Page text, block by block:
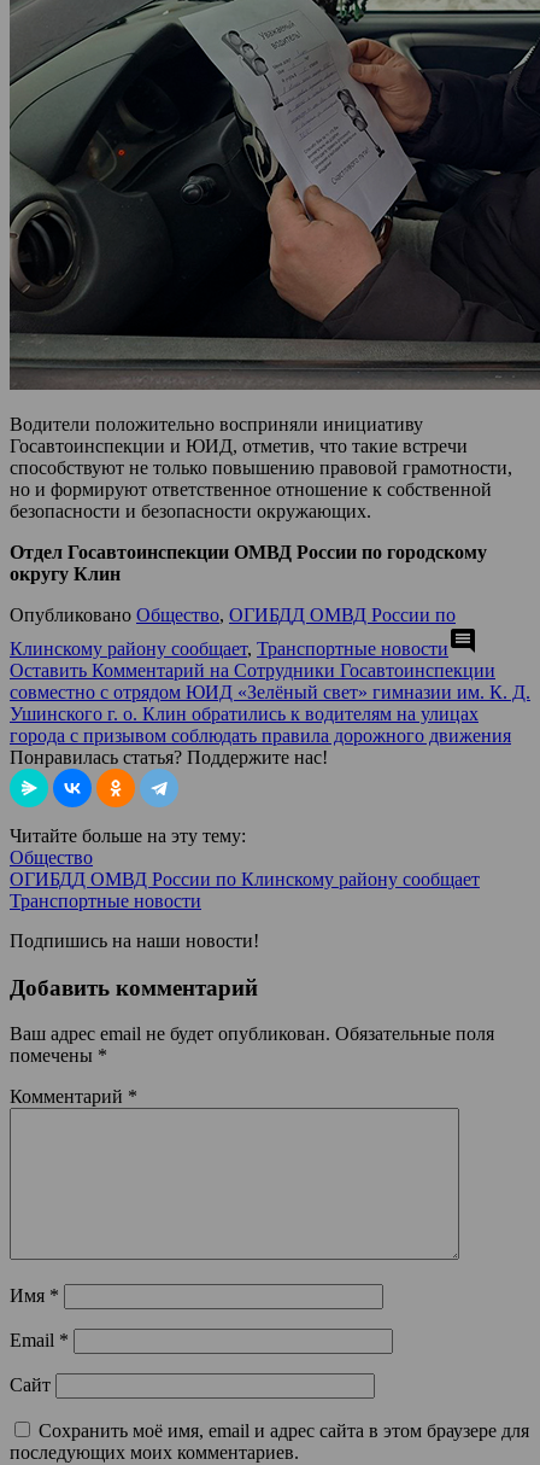
Водители положительно восприняли инициативу
Госавтоинспекции и ЮИД, отметив, что такие встречи
способствуют не только повышению правовой грамотности,
но и формируют ответственное отношение к собственной
безопасности и безопасности окружающих.
Отдел Госавтоинспекции ОМВД России по городскому
округу Клин
Опубликовано Общество, ОГИБДД ОМВД России по
Клинскому району сообщает, Транспортные новостиcomment
Оставить Комментарий на Сотрудники Госавтоинспекции
совместно с отрядом ЮИД «Зелёный свет» гимназии им. К. Д.
Ушинского г. о. Клин обратились к водителям на улицах
города с призывом соблюдать правила дорожного движения
Понравилась статья? Поддержите нас!
Читайте больше на эту тему:
Общество
ОГИБДД ОМВД России по Клинскому району сообщает
Транспортные новости
Подпишись на наши новости!
Добавить комментарий
Ваш адрес email не будет опубликован. Обязательные поля
помечены *
Комментарий *
Имя *
Email *
Сайт
Сохранить моё имя, email и адрес сайта в этом браузере для
последующих моих комментариев.